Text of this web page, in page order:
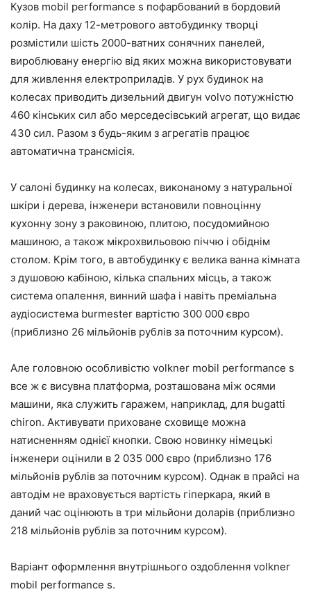
Кузов mobil performance s пофарбований в бордовий
колір. На даху 12-метрового автобудинку творці
розмістили шість 2000-ватних сонячних панелей,
вироблювану енергію від яких можна використовувати
для живлення електроприладів. У рух будинок на
колесах приводить дизельний двигун volvo потужністю
460 кінських сил або мерседесівський агрегат, що видає
430 сил. Разом з будь-яким з агрегатів працює
автоматична трансмісія.
У салоні будинку на колесах, виконаному з натуральної
шкіри і дерева, інженери встановили повноцінну
кухонну зону з раковиною, плитою, посудомийною
машиною, а також мікрохвильовою піччю і обіднім
столом. Крім того, в автобудинку є велика ванна кімната
з душовою кабіною, кілька спальних місць, а також
система опалення, винний шафа і навіть преміальна
аудіосистема burmester вартістю 300 000 євро
(приблизно 26 мільйонів рублів за поточним курсом).
Але головною особливістю volkner mobil performance s
все ж є висувна платформа, розташована між осями
машини, яка служить гаражем, наприклад, для bugatti
chiron. Активувати приховане сховище можна
натисненням однієї кнопки. Свою новинку німецькі
інженери оцінили в 2 035 000 євро (приблизно 176
мільйонів рублів за поточним курсом). Однак в прайсі на
автодім не враховується вартість гіперкара, який в
даний час оцінюють в три мільйони доларів (приблизно
218 мільйонів рублів за поточним курсом).
Варіант оформлення внутрішнього оздоблення volkner
mobil performance s.